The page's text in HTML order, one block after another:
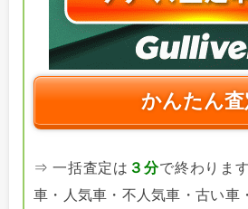
かんたん査
⇒ 一括査定は ３分で終わりま
車・人気車・不人気車・古い車